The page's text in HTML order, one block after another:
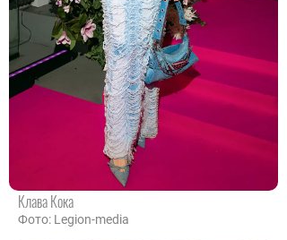
Клава Кока
Фото: Legion-media